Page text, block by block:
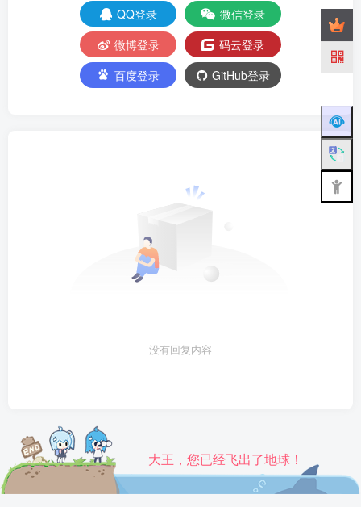
QQ登录
微信登录
微博登录
码云登录
百度登录
GitHub登录
没有回复内容
大王，您已经飞出了地球！